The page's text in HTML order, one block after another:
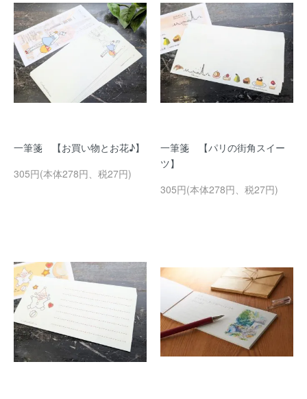
一筆箋 【お買い物とお花♪】
305円(本体278円、税27円)
一筆箋 【パリの街角スイー
ツ】
305円(本体278円、税27円)